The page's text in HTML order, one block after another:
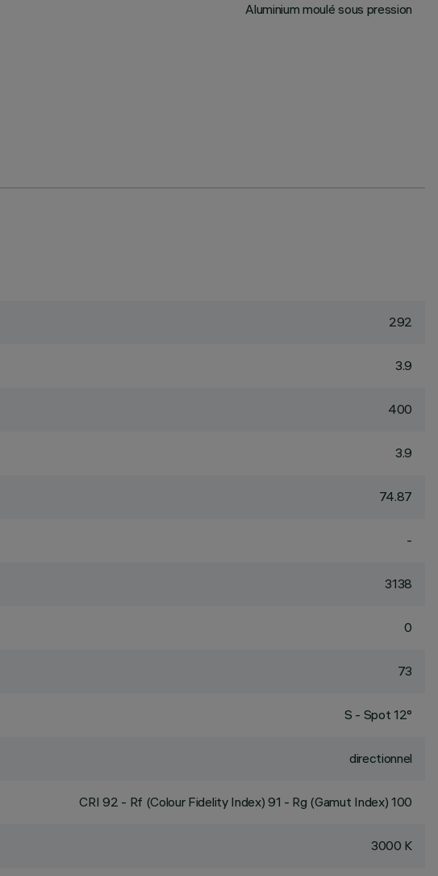
Aluminium moulé sous pression
292
3.9
400
3.9
74.87
-
3138
0
73
S - Spot 12°
directionnel
CRI92 - Rf (Colour Fidelity Index) 91 - Rg (Gamut Index) 100
3000 K